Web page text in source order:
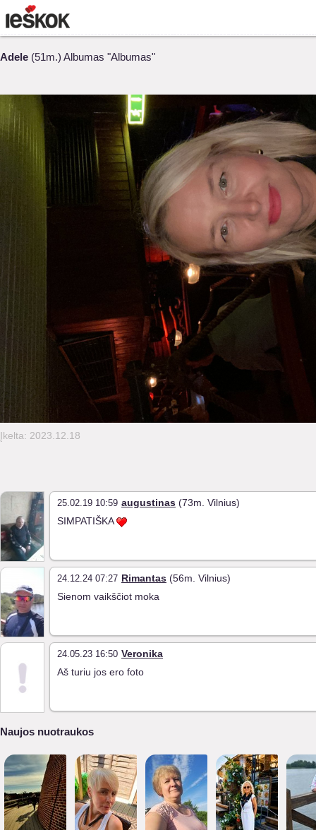
Adele (51m.) Albumas "Albumas"
Įkelta: 2023.12.18
25.02.19 10:59 augustinas (73m. Vilnius)
SIMPATIŠKA
24.12.24 07:27 Rimantas (56m. Vilnius)
Sienom vaikščiot moka
24.05.23 16:50 Veronika
Aš turiu jos ero foto
Naujos nuotraukos